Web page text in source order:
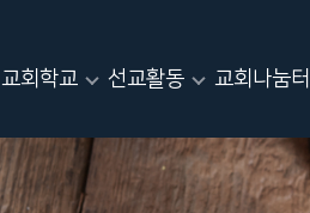
교회학교 선교활동 교회나눔터